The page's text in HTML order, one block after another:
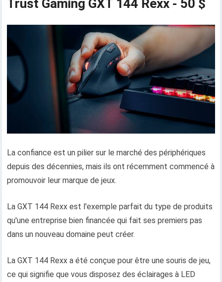
Trust Gaming GXT 144 Rexx - 50 $
La confiance est un pilier sur le marché des périphériques
depuis des décennies, mais ils ont récemment commencé à
promouvoir leur marque de jeux.
La GXT 144 Rexx est l'exemple parfait du type de produits
qu'une entreprise bien financée qui fait ses premiers pas
dans un nouveau domaine peut créer.
La GXT 144 Rexx a été conçue pour être une souris de jeu,
ce qui signifie que vous disposez des éclairages à LED